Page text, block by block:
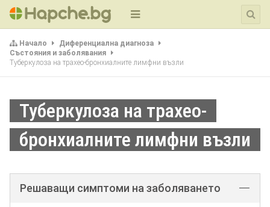
Начало
Диференциална диагноза
Състояния и заболявания
Туберкулоза на трахео-бронхиалните лимфни възли
Туберкулоза на трахео-
бронхиалните лимфни възли
Решаващи симптоми на заболяването